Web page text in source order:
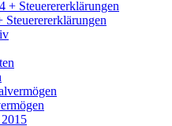
Steuerererklärungen